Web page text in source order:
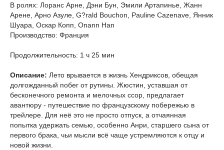
В ролях: Лоранс Арне, Дэни Бун, Эмили Артапинье, Жанн
Арене, Арно Азуле, G?rald Bouchon, Pauline Cazenave, Янник
Шуара, Оскар Копп, Onann Han
Производство: Франция
Продолжительность: 1 ч 25 мин
Описание: Лето врывается в жизнь Хендриксов, обещая
долгожданный побег от рутины. Жюстин, уставшая от
бесконечного ремонта и мелочных ссор, предлагает
авантюру - путешествие по французскому побережью в
трейлере. Для неё это не просто отпуск, а отчаянная
попытка удержать семью, особенно Анри, старшего сына от
первого брака, чьи мысли всё чаще устремляются к отцу и
новой жизни.